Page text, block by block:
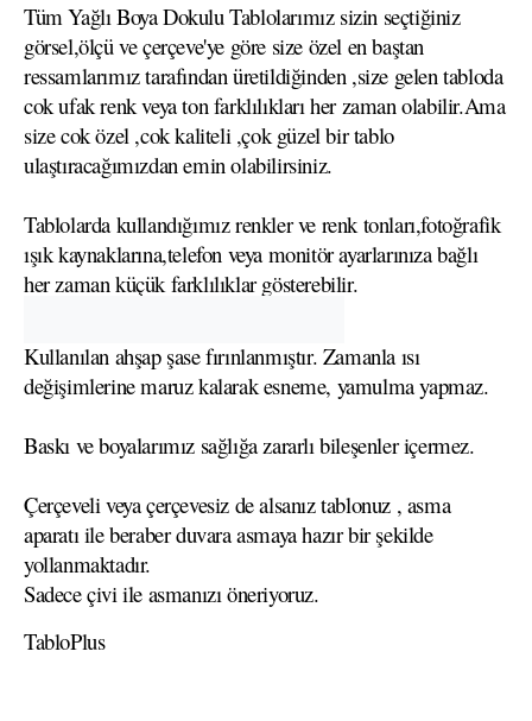
Tüm Yağlı Boya Dokulu Tablolarımız sizin seçtiğiniz
görsel,ölçü ve çerçeve'ye göre size özel en baştan
ressamlarımız tarafından üretildiğinden ,size gelen tabloda
cok ufak renk veya ton farklılıkları her zaman olabilir.Ama
size cok özel ,cok kaliteli ,çok güzel bir tablo
ulaştıracağımızdan emin olabilirsiniz.
Tablolarda kullandığımız renkler ve renk tonları,fotoğrafik
ışık kaynaklarına,telefon veya monitör ayarlarınıza bağlı
her zaman küçük farklılıklar gösterebilir.
Kullanılan ahşap şase fırınlanmıştır. Zamanla ısı
değişimlerine maruz kalarak esneme, yamulma yapmaz.
Baskı ve boyalarımız sağlığa zararlı bileşenler içermez.
Çerçeveli veya çerçevesiz de alsanız tablonuz , asma
aparatı ile beraber duvara asmaya hazır bir şekilde
yollanmaktadır.
Sadece çivi ile asmanızı öneriyoruz.
TabloPlus